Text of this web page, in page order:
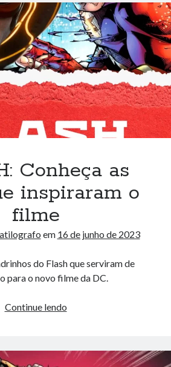
Conheça as
inspiraram o
filme
em 16 de junho de 2023
do Flash que serviram de
para o novo filme da DC.
Continue lendoFLASH:
HQs